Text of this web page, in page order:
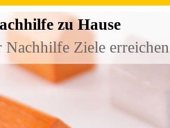
zu Hause
Ziele erreichen